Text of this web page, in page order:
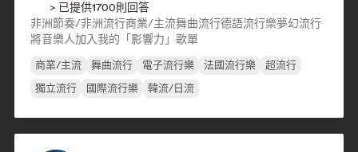
> 已提供1700則回答
非洲節奏/非洲流行商業/主流舞曲流行德語流行樂夢幻流行
將音樂人加入我的「影響力」歌單
商業/主流 舞曲流行 電子流行樂 法國流行樂
超流行
獨立流行
國際流行樂 韓流/日流